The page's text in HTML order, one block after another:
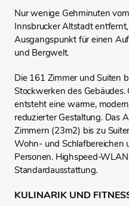
Nur wenige Gehminuten
Innsbrucker Altstadt
Ausgangspunkt für einen
und Bergwelt.
Die 161 Zimmer und Suiten
Stockwerken des
entsteht eine warme,
reduzierter Gestaltung. Das
Zimmern (23m2) bis zu
Wohn- und Schlafbereichen
Personen. Highspeed-
Standardausstattung.
KULINARIK UND